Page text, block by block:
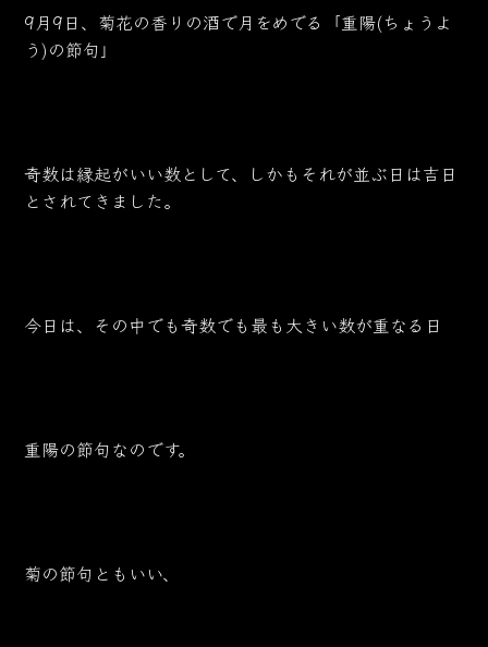
9月9日、菊花の香りの酒で月をめでる「重陽(ちょうよ
う)の節句」
奇数は縁起がいい数として、しかもそれが並ぶ日は吉日
とされてきました。
今日は、その中でも奇数でも最も大きい数が重なる日
重陽の節句なのです。
菊の節句ともいい、